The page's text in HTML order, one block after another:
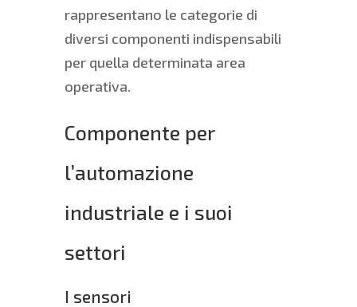
rappresentano le categorie di
diversi componenti indispensabili
per quella determinata area
operativa.
Componente per
l’automazione
industriale e i suoi
settori
I sensori